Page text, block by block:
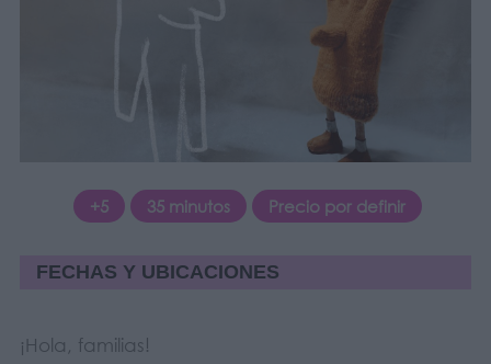
+5 35 minutos Precio por definir
FECHAS Y UBICACIONES
¡Hola, familias!